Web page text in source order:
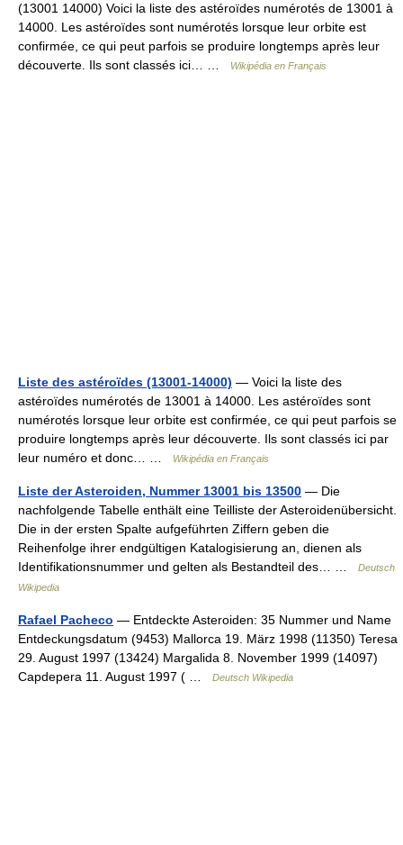
(13001 14000) Voici la liste des astéroïdes numérotés de 13001 à
14000. Les astéroïdes sont numérotés lorsque leur orbite est
confirmée, ce qui peut parfois se produire longtemps après leur
découverte. Ils sont classés ici… …
Wikipédia en Français
Liste des astéroïdes (13001-14000) — Voici la liste des
astéroïdes numérotés de 13001 à 14000. Les astéroïdes sont
numérotés lorsque leur orbite est confirmée, ce qui peut parfois se
produire longtemps après leur découverte. Ils sont classés ici par
leur numéro et donc… …
Wikipédia en Français
Liste der Asteroiden, Nummer 13001 bis 13500 — Die
nachfolgende Tabelle enthält eine Teilliste der Asteroidenübersicht.
Die in der ersten Spalte aufgeführten Ziffern geben die
Reihenfolge ihrer endgültigen Katalogisierung an, dienen als
Identifikationsnummer und gelten als Bestandteil des… …
Deutsch
Wikipedia
Rafael Pacheco — Entdeckte Asteroiden: 35 Nummer und Name
Entdeckungsdatum (9453) Mallorca 19. März 1998 (11350) Teresa
29. August 1997 (13424) Margalida 8. November 1999 (14097)
Capdepera 11. August 1997 ( …
Deutsch Wikipedia